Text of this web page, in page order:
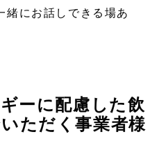
緒にお話しできる場あ
ーに配慮した飲
ただく事業者様